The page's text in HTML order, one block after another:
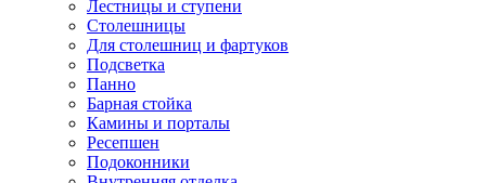
Лестницы и ступени
Столешницы
Для столешниц и фартуков
Подсветка
Панно
Барная стойка
Камины и порталы
Ресепшен
Подоконники